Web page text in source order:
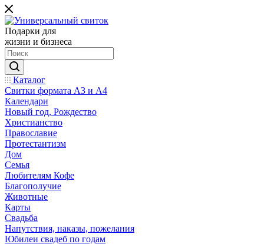
Подарки для
жизни и бизнеса
Каталог
Свитки формата А3 и А4
Календари
Новый год, Рождество
Христианство
Православие
Протестантизм
Дом
Семья
Любителям Кофе
Благополучие
Животные
Карты
Свадьба
Напутствия, наказы, пожелания
Юбилеи свадеб по годам